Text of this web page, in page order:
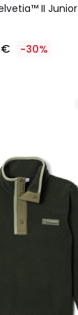
II Junior
€ -30%